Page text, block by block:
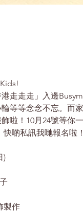
走走走」入邊
等等念念不忘。而
啦！10月24號等你
啲私訊我哋報名啦！
)
製作